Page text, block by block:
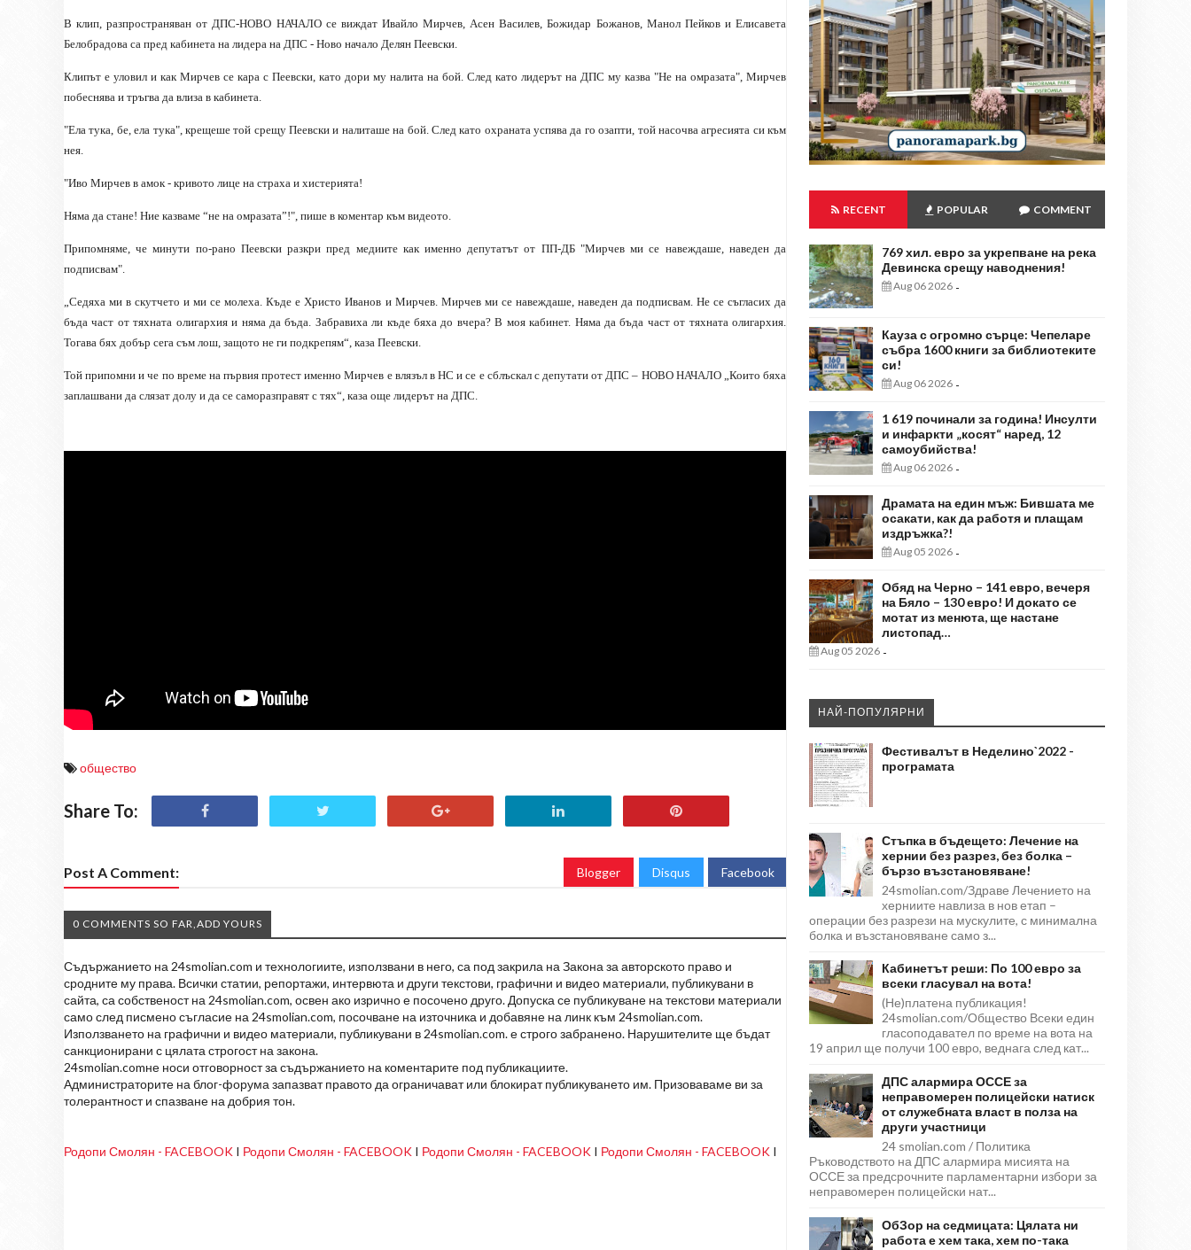
В клип, разпространяван от ДПС-НОВО НАЧАЛО се виждат Ивайло Мирчев, Асен Василев, Божидар Божанов, Манол Пейков и Елисавета
Белобрадова са пред кабинета на лидера на ДПС - Ново начало Делян Пеевски.
Клипът е уловил и как Мирчев се кара с Пеевски, като дори му налита на бой. След като лидерът на ДПС му казва "Не на омразата", Мирчев
побеснява и тръгва да влиза в кабинета.
"Ела тука, бе, ела тука", крещеше той срещу Пеевски и налиташе на бой. След като охраната успява да го озапти, той насочва агресията си към
нея.
"Иво Мирчев в амок - кривото лице на страха и хистерията!
Няма да стане! Ние казваме “не на омразата”!", пише в коментар към видеото.
Припомняме, че минути по-рано Пеевски разкри пред медиите как именно депутатът от ПП-ДБ "Мирчев ми се навеждаше, наведен да
подписвам".
„Седяха ми в скутчето и ми се молеха. Къде е Христо Иванов и Мирчев. Мирчев ми се навеждаше, наведен да подписвам. Не се съгласих да
бъда част от тяхната олигархия и няма да бъда. Забравиха ли къде бяха до вчера? В моя кабинет. Няма да бъда част от тяхната олигархия.
Тогава бях добър сега съм лош, защото не ги подкрепям“, каза Пеевски.
Той припомни и че по време на първия протест именно Мирчев е влязъл в НС и се е сблъскал с депутати от ДПС – НОВО НАЧАЛО „Които бяха
заплашвани да слязат долу и да се саморазправят с тях“, каза още лидерът на ДПС.
общество
Share To:
Post A Comment: Blogger Disqus Facebook
0 COMMENTS SO FAR,ADD YOURS
Съдържанието на 24smolian.com и технологиите, използвани в него, са под закрила на Закона за авторското право и
сродните му права. Всички статии, репортажи, интервюта и други текстови, графични и видео материали, публикувани в
сайта, са собственост на 24smolian.com, освен ако изрично е посочено друго. Допуска се публикуване на текстови материали
само след писмено съгласие на 24smolian.com, посочване на източника и добавяне на линк към 24smolian.com.
Използването на графични и видео материали, публикувани в 24smolian.com. е строго забранено. Нарушителите ще бъдат
санкционирани с цялата строгост на закона.
24smolian.comне носи отговорност за съдържанието на коментарите под публикациите.
Администраторите на блог-форума запазват правото да ограничават или блокират публикуването им. Призоваваме ви за
толерантност и спазване на добрия тон.
Родопи Смолян - FACEBOOK I Родопи Смолян - FACEBOOK I Родопи Смолян - FACEBOOK I Родопи Смолян - FACEBOOK I
RECENT POPULAR COMMENT
769 хил. евро за укрепване на река
Девинска срещу наводнения!
Aug 06 2026 -
Кауза с огромно сърце: Чепеларе
събра 1600 книги за библиотеките
си!
Aug 06 2026 -
1 619 починали за година! Инсулти
и инфаркти „косят“ наред, 12
самоубийства!
Aug 06 2026 -
Драмата на един мъж: Бившата ме
осакати, как да работя и плащам
издръжка?!
Aug 05 2026 -
Обяд на Черно – 141 евро, вечеря
на Бяло – 130 евро! И докато се
мотат из менюта, ще настане
листопад…
Aug 05 2026 -
НАЙ-ПОПУЛЯРНИ
Фестивалът в Неделино`2022 -
програмата
Стъпка в бъдещето: Лечение на
хернии без разрез, без болка –
бързо възстановяване!
24smolian.com/Здраве Лечението на
херниите навлиза в нов етап –
операции без разрези на мускулите, с минимална
болка и възстановяване само з...
Кабинетът реши: По 100 евро за
всеки гласувал на вота!
(Не)платена публикация!
24smolian.com/Общество Всеки един
гласоподавател по време на вота на
19 април ще получи 100 евро, веднага след кат...
ДПС алармира ОССЕ за
неправомерен полицейски натиск
от служебната власт в полза на
други участници
24 smolian.com / Политика
Ръководството на ДПС алармира мисията на
ОССЕ за предсрочните парламентарни избори за
неправомерен полицейски нат...
ОбЗор на седмицата: Цялата ни
работа е хем така, хем по-така